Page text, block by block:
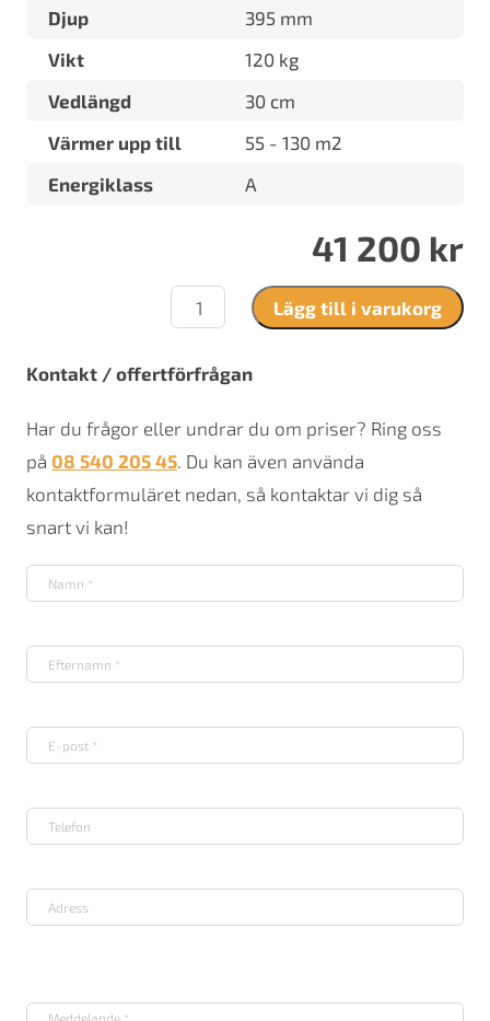
Djup
395 mm
Vikt
120 kg
Vedlängd
30 cm
Värmer upp till
55 - 130 m2
Energiklass
A
41 200 kr
Nordpeis
Duo
mängd
Lägg till i varukorg
Kontakt / offertförfrågan
Har du frågor eller undrar du om priser? Ring oss
på 08 540 205 45. Du kan även använda
kontaktformuläret nedan, så kontaktar vi dig så
snart vi kan!